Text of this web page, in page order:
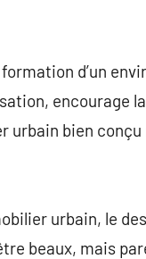
d’un
encourage
urbain bien
urbain, le
beaux, mais